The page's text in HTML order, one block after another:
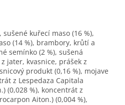
kuřecí maso (16 %),
(14 %), brambory, krůtí a
semínko (2 %), sušená
jater, kvasnice, prášek z
produkt (0,16 %), mojave
z Lespedaza Capitala
(0,028 %), koncentrát z
Aiton.) (0,004 %),